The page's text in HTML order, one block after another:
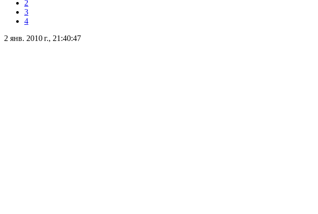
2
3
4
2 янв. 2010 г., 21:40:47